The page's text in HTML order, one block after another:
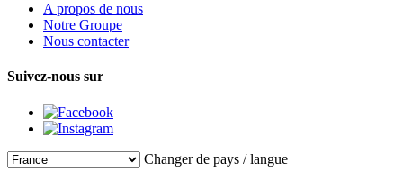
A propos de nous
Notre Groupe
Nous contacter
Suivez-nous sur
Changer de pays / langue